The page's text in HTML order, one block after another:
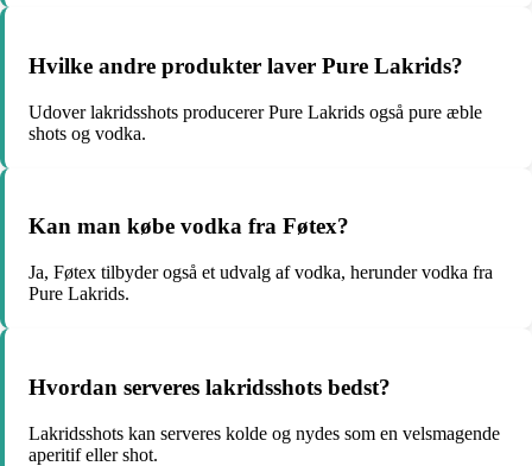
Hvilke andre produkter laver Pure Lakrids?
Udover lakridsshots producerer Pure Lakrids også pure æble
shots og vodka.
Kan man købe vodka fra Føtex?
Ja, Føtex tilbyder også et udvalg af vodka, herunder vodka fra
Pure Lakrids.
Hvordan serveres lakridsshots bedst?
Lakridsshots kan serveres kolde og nydes som en velsmagende
aperitif eller shot.